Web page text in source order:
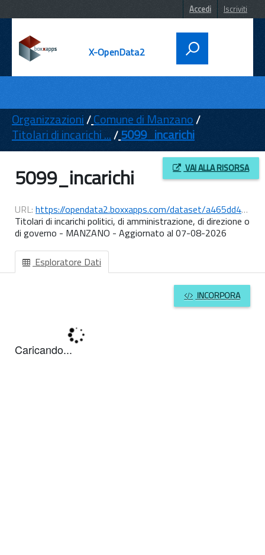
Accedi Iscriviti
X-OpenData2
ENTI
TEMI
INFORMAZIONI
Organizzazioni Comune di Manzano
Titolari di incarichi ... 5099_incarichi
VAI ALLA RISORSA
5099_incarichi
URL: https://opendata2.boxxapps.com/dataset/a465dd4d-a5d8-4412-90c7-82b97bed1e17/resource/7dbc159b-fadc-4001-bfda-afcaa8139f8f/download/5099_20260807_eg_incarichi.csv
Titolari di incarichi politici, di amministrazione, di direzione o
di governo - MANZANO - Aggiornato al 07-08-2026
Esploratore Dati
INCORPORA